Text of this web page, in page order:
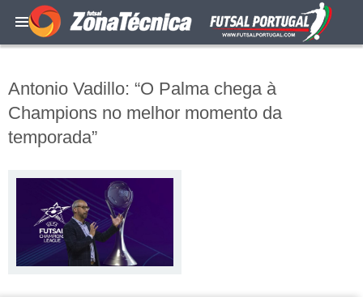
Antonio Vadillo: “O Palma chega à
Champions no melhor momento da
temporada”